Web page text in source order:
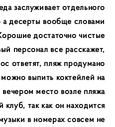
заслуживает отдельного
а десерты вообще словами
достаточно чистые
персонал все расскажет,
ответят, пляж продумано
выпить коктейлей на
вечером место возле пляжа
так как он находится
в номерах совсем не